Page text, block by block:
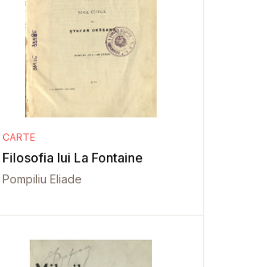
CARTE
Filosofia lui La Fontaine
Pompiliu Eliade